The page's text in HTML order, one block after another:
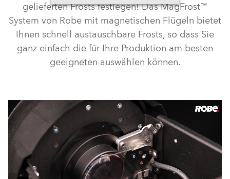
gelieferten Frosts festlegen! Das MagFrost™
System von Robe mit magnetischen Flügeln bietet
Ihnen schnell austauschbare Frosts, so dass Sie
ganz einfach die für Ihre Produktion am besten
geeigneten auswählen können.